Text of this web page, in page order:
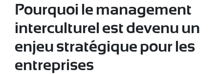
Pourquoi le management
interculturel est devenu un
enjeu stratégique pour les
entreprises